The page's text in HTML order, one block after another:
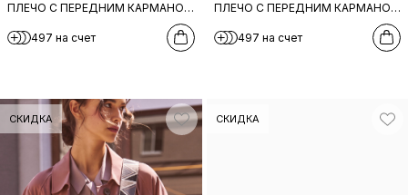
ПЛЕЧО С ПЕРЕДНИМ КАРМАНОМ
РЕМНЕМ ОТ FOLLE ИЗ
497 на счет
ПЛЕЧО С ПЕРЕДНИМ КАРМАНОМ
РЕМНЕМ ОТ FOLLE ИЗ КОЖИ
497 на счет
СКИДКА СКИДКА